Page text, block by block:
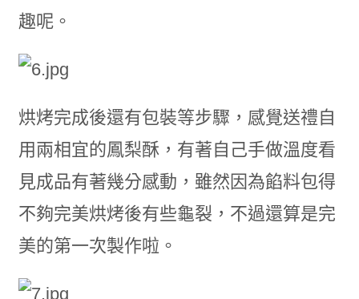
趣呢。
烘烤完成後還有包裝等步驟，感覺送禮自
用兩相宜的鳳梨酥，有著自己手做溫度看
見成品有著幾分感動，雖然因為餡料包得
不夠完美烘烤後有些龜裂，不過還算是完
美的第一次製作啦。